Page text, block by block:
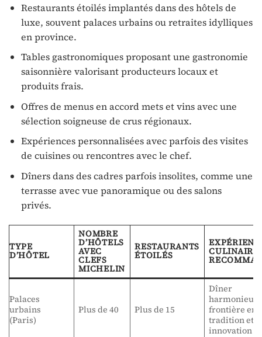
Restaurants étoilés implantés dans des hôtels de
luxe, souvent palaces urbains ou retraites idylliques
en province.
Tables gastronomiques proposant une gastronomie
saisonnière valorisant producteurs locaux et
produits frais.
Offres de menus en accord mets et vins avec une
sélection soigneuse de crus régionaux.
Expériences personnalisées avec parfois des visites
de cuisines ou rencontres avec le chef.
Dîners dans des cadres parfois insolites, comme une
terrasse avec vue panoramique ou des salons
privés.
TYPE
D’HÔTEL
NOMBRE
D’HÔTELS
AVEC
CLEFS
MICHELIN
RESTAURANTS
ÉTOILÉS CULINAIRE
Palaces
urbains
(Paris)
Plus de 40 Plus de 15
Dîner
harmonieux
frontière
tradition et
innovation